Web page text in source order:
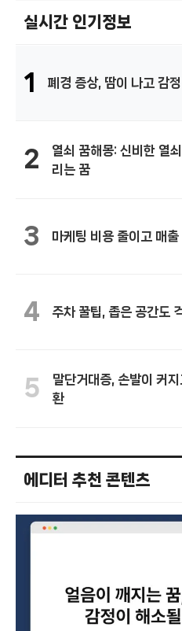
실시간 인기정보
1 폐경 증상, 땀이 나고 감
2
열쇠 꿈해몽: 신비한 열
리는 꿈
3 마케팅 비용 줄이고 매
4 주차 꿀팁, 좁은 공간도
5
말단거대증, 손발이 커
환
에디터 추천 콘텐츠